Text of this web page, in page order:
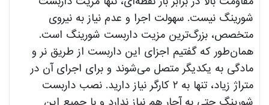
شورینگ نیست. سهولت اجرا و عدم نیاز به نیروی
متخصص، بزرگ‌ترین مزیت داربست شورینگ است.
همان‌طور که گفتیم اجزای این داربست از طریق نر و
مادگی به یکدیگر متصل می‌شوند و برای اجرای آن در
متراژ زیاد، تنها به ۲ کارگر نیاز دارید. نصب داربست